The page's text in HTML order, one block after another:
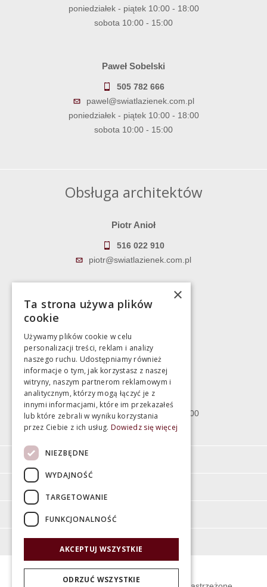
poniedziałek - piątek 10:00 - 18:00
sobota 10:00 - 15:00
Paweł Sobelski
505 782 666
pawel@swiatlazienek.com.pl
poniedziałek - piątek 10:00 - 18:00
sobota 10:00 - 15:00
Obsługa architektów
Piotr Anioł
516 022 910
piotr@swiatlazienek.com.pl
783 043 083
Magazyn
Bartycka 24/26 Hala 100
00-716 Warszawa
poniedziałek - piątek 10:00 - 18:00
sobota 10:00 - 15:00
Moje konto
O firmie
×
Ta strona używa plików
cookie
Używamy plików cookie w celu
personalizacji treści, reklam i analizy
naszego ruchu. Udostępniamy również
informacje o tym, jak korzystasz z naszej
witryny, naszym partnerom reklamowym i
analitycznym, którzy mogą łączyć je z
innymi informacjami, które im przekazałeś
lub które zebrali w wyniku korzystania
przez Ciebie z ich usług. Dowiedz się więcej
NIEZBĘDNE
WYDAJNOŚĆ
TARGETOWANIE
FUNKCJONALNOŚĆ
AKCEPTUJ WSZYSTKIE
ODRZUĆ WSZYSTKIE